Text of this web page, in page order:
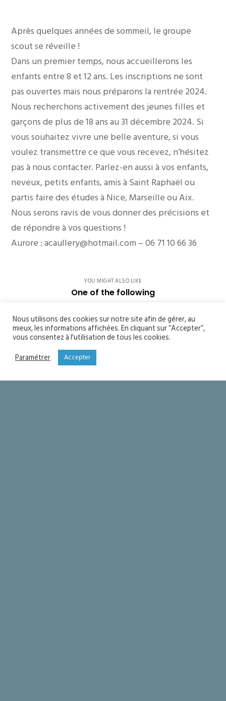
Après quelques années de sommeil, le groupe
scout se réveille !
Dans un premier temps, nous accueillerons les
enfants entre 8 et 12 ans. Les inscriptions ne sont
pas ouvertes mais nous préparons la rentrée 2024.
Nous recherchons activement des jeunes filles et
garçons de plus de 18 ans au 31 décembre 2024. Si
vous souhaitez vivre une belle aventure, si vous
voulez transmettre ce que vous recevez, n’hésitez
pas à nous contacter. Parlez-en aussi à vos enfants,
neveux, petits enfants, amis à Saint Raphaël ou
partis faire des études à Nice, Marseille ou Aix.
Nous serons ravis de vous donner des précisions et
de répondre à vos questions !
Aurore : acaullery@hotmail.com – 06 71 10 66 36
YOU MIGHT ALSO LIKE
One of the following
Soyons saints
Seigneur merci !
Nous utilisons des cookies sur notre site afin de gérer, au
mieux, les informations affichées. En cliquant sur “Accepter”,
vous consentez à l'utilisation de tous les cookies.
Paramétrer
Accepter